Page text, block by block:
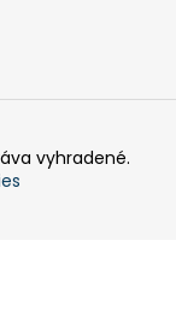
vyhradené.